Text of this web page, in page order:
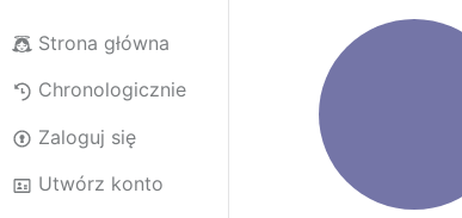
Strona główna
Chronologicznie
Zaloguj się
Utwórz konto